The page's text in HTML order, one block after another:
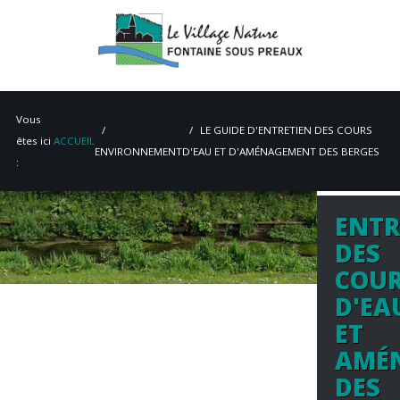
ACCUEIL
MAIRIE
Vous
êtes ici
:
ACCUEIL
ENVIRONNEMENT
LE GUIDE D'ENTRETIEN DES COURS
D'EAU ET D'AMÉNAGEMENT DES BERGES
DES
ET
DES